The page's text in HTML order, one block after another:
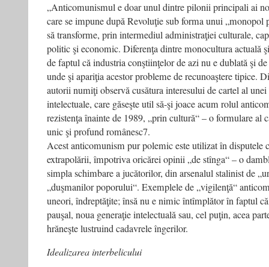
„Anticomunismul e doar unul dintre pilonii principali ai
care se impune după Revoluţie sub forma unui „monopol
să transforme, prin intermediul administraţiei culturale,
politic şi economic. Diferenţa dintre monocultura actuală
de faptul că industria conştiinţelor de azi nu e dublată şi
unde şi apariţia acestor probleme de recunoaştere tipice.
autorii numiţi observă cusătura interesului de cartel al
intelectuale, care găseşte util să-şi joace acum rolul
rezistenţa înainte de 1989, „prin cultură“ – o formulare al
unic şi profund românesc7.
Acest anticomunism pur polemic este utilizat în disputele
extrapolării, împotriva oricărei opinii „de stînga“ – o
simpla schimbare a jucătorilor, din arsenalul stalinist de
„duşmanilor poporului“. Exemplele de „vigilenţă“
uneori, îndreptăţite; însă nu e nimic întîmplător în faptul că
pauşal, noua generaţie intelectuală sau, cel puţin, acea
hrăneşte lustruind cadavrele îngerilor.
Idealizarea interbelicului